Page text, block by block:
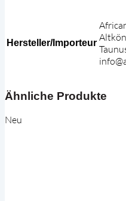
Hersteller/Importeur
Ähnliche Produkte
Neu